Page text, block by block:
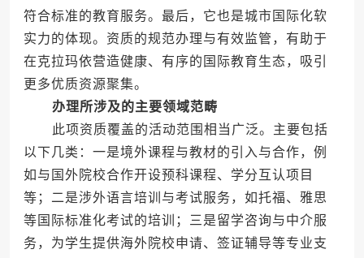
符合标准的教育服务。最后，它也是城市国际化软
实力的体现。资质的规范办理与有效监管，有助于
在克拉玛依营造健康、有序的国际教育生态，吸引
更多优质资源聚集。
办理所涉及的主要领域范畴
此项资质覆盖的活动范围相当广泛。主要包括
以下几类：一是境外课程与教材的引入与合作，例
如与国外院校合作开设预科课程、学分互认项目
等；二是涉外语言培训与考试服务，如托福、雅思
等国际标准化考试的培训；三是留学咨询与中介服
务，为学生提供海外院校申请、签证辅导等专业支